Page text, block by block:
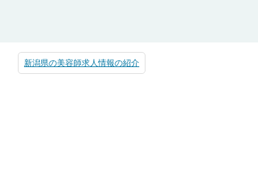
新潟県の美容師求人情報の紹介